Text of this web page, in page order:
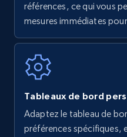
références, ce qui vous
mesures immédiates
Tableaux de bord
Adaptez le tableau de
préférences spécifiques,